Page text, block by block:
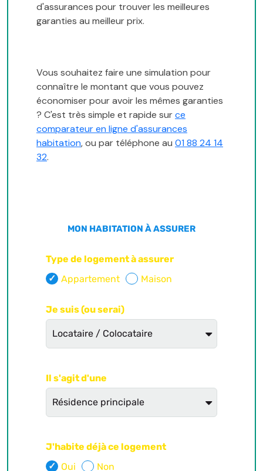
d'assurances pour trouver les meilleures
garanties au meilleur prix.
Vous souhaitez faire une simulation pour
connaître le montant que vous pouvez
économiser pour avoir les mêmes garanties
? C'est très simple et rapide surce
comparateur en ligne d'assurances
habitation, ou par téléphone au 01 88 24 14
32.